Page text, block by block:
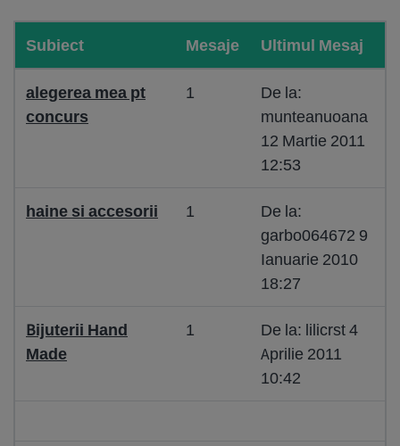
Subiect Mesaje Ultimul Mesaj
alegerea mea pt
concurs
1
De la:
munteanuoana
12 Martie 2011
12:53
haine si accesorii 1
De la:
garbo064672 9
Ianuarie 2010
18:27
Bijuterii Hand
Made
1
De la: lilicrst 4
Aprilie 2011
10:42